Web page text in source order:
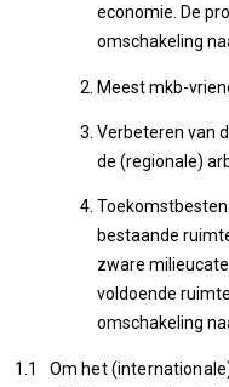
economie. De
omschakeling
Meest mkb-
Verbeteren van
de (regionale)
bestaande
zware
voldoende
omschakeling
1.1 Om het